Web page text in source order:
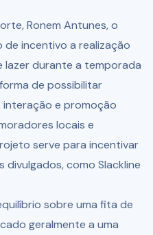
Ronem Antunes, o
incentivo a realização
lazer durante a temporada
de possibilitar
e promoção
locais e
serve para incentivar
como Slackline
sobre uma fita de
geralmente a uma